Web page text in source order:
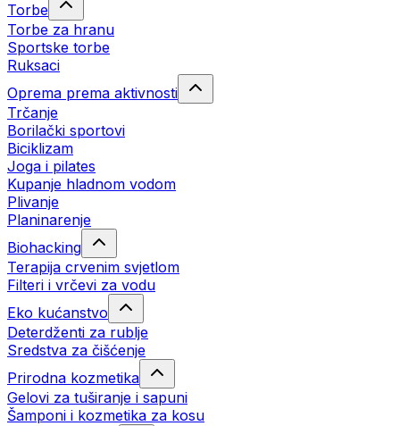
Torbe
Torbe za hranu
Sportske torbe
Ruksaci
Oprema prema aktivnosti
Trčanje
Borilački sportovi
Biciklizam
Joga i pilates
Kupanje hladnom vodom
Plivanje
Planinarenje
Biohacking
Terapija crvenim svjetlom
Filteri i vrčevi za vodu
Eko kućanstvo
Deterdženti za rublje
Sredstva za čišćenje
Prirodna kozmetika
Gelovi za tuširanje i sapuni
Šamponi i kozmetika za kosu